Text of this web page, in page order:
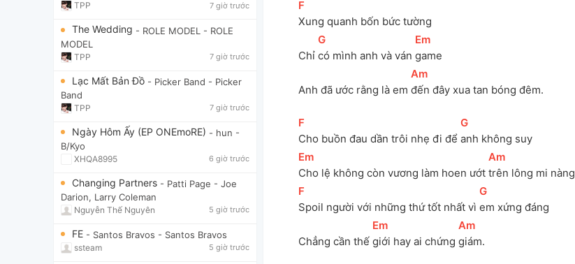
TPP 7 giờ trước
The Wedding - ROLE MODEL - ROLE
MODEL
TPP 7 giờ trước
Lạc Mất Bản Đồ - Picker Band - Picker
Band
TPP 7 giờ trước
Ngày Hôm Ấy (EP ONEmoRE) - hun -
B/Kyo
XHQA8995 6 giờ trước
Changing Partners - Patti Page - Joe
Darion, Larry Coleman
Nguyễn Thế Nguyên 5 giờ trước
FE - Santos Bravos - Santos Bravos
ssteam 5 giờ trước
[F
Xung quanh bốn bức tường
Chỉ
[
G
có mình anh và ván
[Em
game
Anh đã ước rằng là em
[
Am
đến đây xua tan bóng đêm.
[F
Cho buồn đau dần trôi nhẹ đi để
[
G
anh không suy
[Em
Cho lệ không còn vương làm hoen ướt
[
Am
trên lông mi nàng
[F
Spoil người với những thứ tốt nhất vì
[
G
em xứng đáng
Chẳng cần thế
[Em
giới hay ai chứng
[
Am
giám.